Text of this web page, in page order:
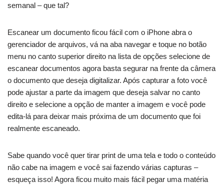
semanal – que tal?
Escanear um documento ficou fácil com o iPhone abra o
gerenciador de arquivos, vá na aba navegar e toque no botão
menu no canto superior direito na lista de opções selecione de
escanear documentos agora basta segurar na frente da câmera
o documento que deseja digitalizar. Após capturar a foto você
pode ajustar a parte da imagem que deseja salvar no canto
direito e selecione a opção de manter a imagem e você pode
edita-lá para deixar mais próxima de um documento que foi
realmente escaneado.
Sabe quando você quer tirar print de uma tela e todo o conteúdo
não cabe na imagem e você sai fazendo várias capturas –
esqueça isso! Agora ficou muito mais fácil pegar uma matéria